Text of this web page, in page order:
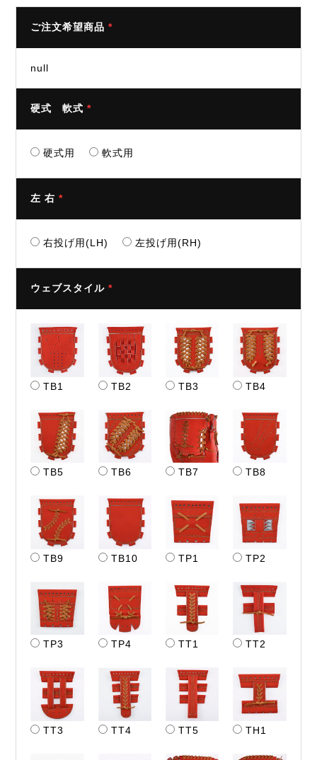
ご注文希望商品*
null
硬式 軟式*
硬式用 軟式用
左 右*
右投げ用(LH) 左投げ用(RH)
ウェブスタイル*
TB1 TB2 TB3 TB4
TB5 TB6 TB7 TB8
TB9 TB10 TP1 TP2
TP3 TP4 TT1 TT2
TT3 TT4 TT5 TH1